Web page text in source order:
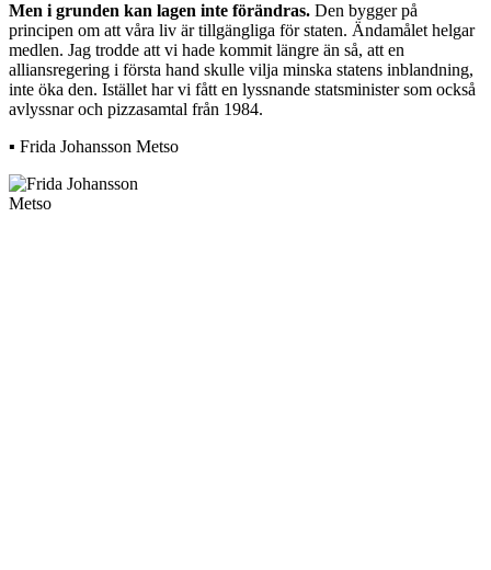
Men i grunden kan lagen inte förändras. Den bygger på
principen om att våra liv är tillgängliga för staten. Ändamålet helgar
medlen. Jag trodde att vi hade kommit längre än så, att en
alliansregering i första hand skulle vilja minska statens inblandning,
inte öka den. Istället har vi fått en lyssnande statsminister som också
avlyssnar och pizzasamtal från 1984.
▪ Frida Johansson Metso